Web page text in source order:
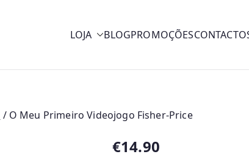
LOJA BLOGPROMOÇÕES
/ O Meu Primeiro Videojogo Fisher-Price
€14.90